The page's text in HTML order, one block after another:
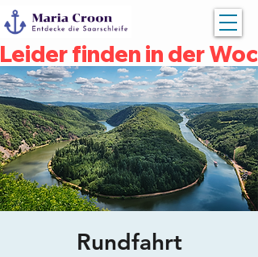
Leider finden in der
Rundfahrt